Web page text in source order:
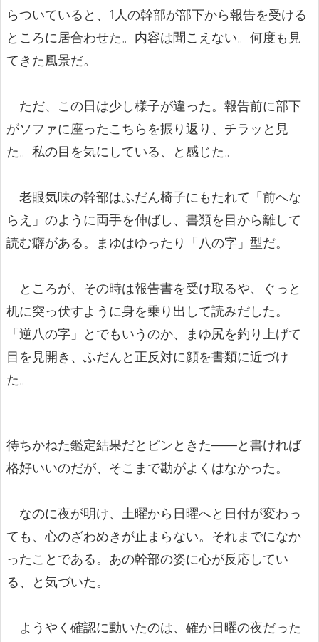
らついていると、1人の幹部が部下から報告を受ける
ところに居合わせた。内容は聞こえない。何度も見
てきた風景だ。
ただ、この日は少し様子が違った。報告前に部下
がソファに座ったこちらを振り返り、チラッと見
た。私の目を気にしている、と感じた。
老眼気味の幹部はふだん椅子にもたれて「前へな
らえ」のように両手を伸ばし、書類を目から離して
読む癖がある。まゆはゆったり「八の字」型だ。
ところが、その時は報告書を受け取るや、ぐっと
机に突っ伏すように身を乗り出して読みだした。
「逆八の字」とでもいうのか、まゆ尻を釣り上げて
目を見開き、ふだんと正反対に顔を書類に近づけ
た。
待ちかねた鑑定結果だとピンときた――と書ければ
格好いいのだが、そこまで勘がよくはなかった。
なのに夜が明け、土曜から日曜へと日付が変わっ
ても、心のざわめきが止まらない。それまでになか
ったことである。あの幹部の姿に心が反応してい
る、と気づいた。
ようやく確認に動いたのは、確か日曜の夜だった